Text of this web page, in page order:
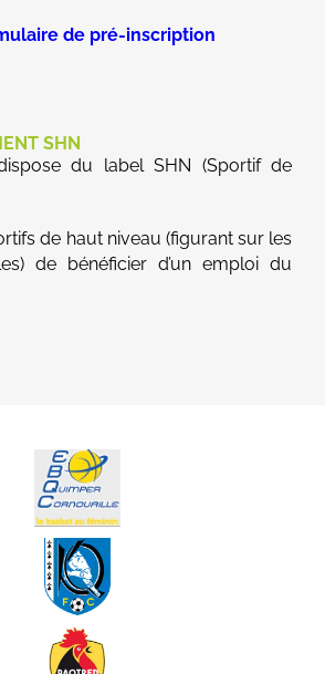
de pré-inscription
SHN
dispose du label SHN (Sportif de
de haut niveau (figurant sur les
de bénéficier d’un emploi du